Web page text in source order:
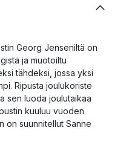
Georg Jenseniltä on
ja muotoiltu
tähdeksi, jossa yksi
Ripusta joulukoriste
sen luoda joulutaikaa
kuuluu vuoden
on suunnitellut Sanne